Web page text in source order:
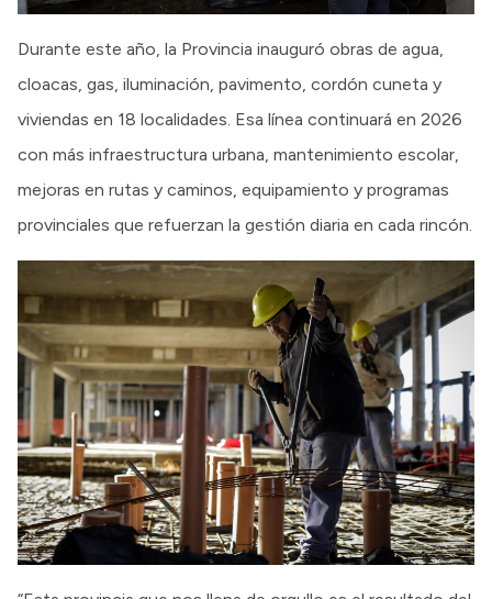
Durante este año, la Provincia inauguró obras de agua,
cloacas, gas, iluminación, pavimento, cordón cuneta y
viviendas en 18 localidades. Esa línea continuará en 2026
con más infraestructura urbana, mantenimiento escolar,
mejoras en rutas y caminos, equipamiento y programas
provinciales que refuerzan la gestión diaria en cada rincón.